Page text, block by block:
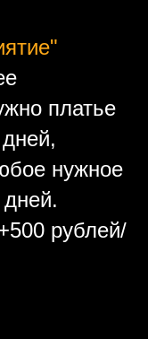
платье
нужное
рублей/